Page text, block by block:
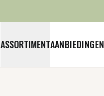
ASSORTIMENTAANBIEDINGEN